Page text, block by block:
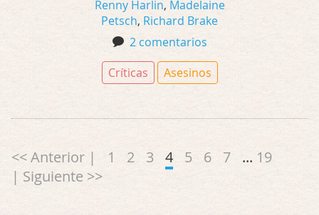
Renny Harlin, Madelaine
Petsch, Richard Brake
2 comentarios
Críticas
Asesinos
<< Anterior | 1 2 3 4 5 6 7 ... 19
| Siguiente >>